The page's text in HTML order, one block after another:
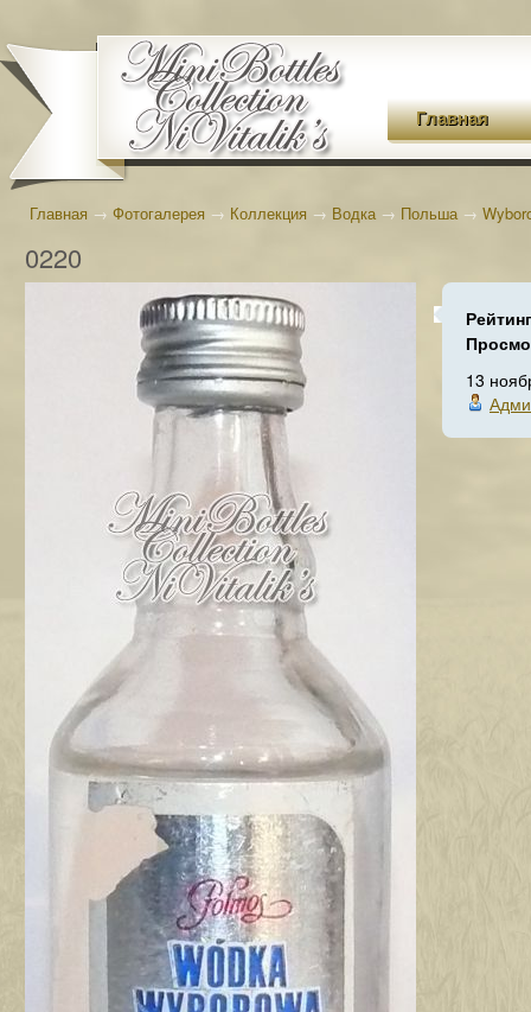
Главная
Главная → Фотогалерея → Коллекция → Водка→ Польша→
0220
13